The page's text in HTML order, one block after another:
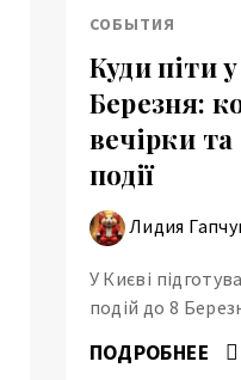
СОБЫТИЯ
Куди піти
Березня:
вечірки та
події
Лидия
У Києві
подій до 8
ПОДРОБНЕЕ